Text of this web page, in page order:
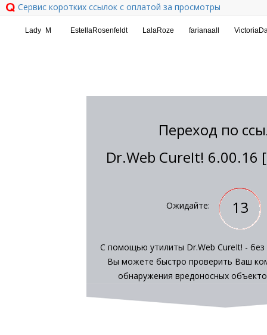
Сервис коротких ссылок с оплатой за просмотры
Переход по
Dr.Web CureIt! 6.00.16
Ожидайте: 13
С помощью утилиты Dr.Web CureIt! - без
Вы можете быстро проверить Ваш
обнаружения вредоносных